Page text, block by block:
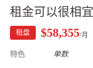
租金可以很相宜
租盘 $58,355/月
特色 单数